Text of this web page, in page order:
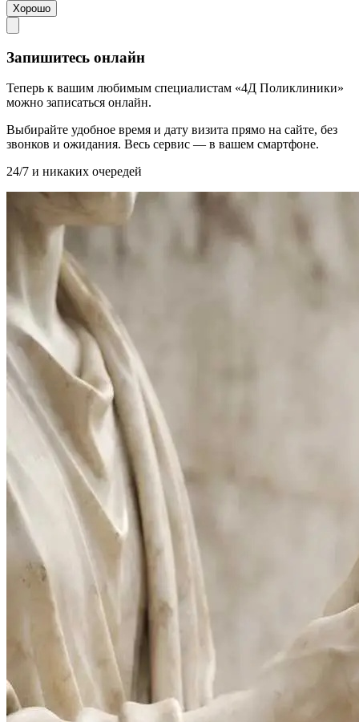
Хорошо
Запишитесь онлайн
Теперь к вашим любимым специалистам «4Д Поликлиники»
можно записаться онлайн.
Выбирайте удобное время и дату визита прямо на сайте, без
звонков и ожидания. Весь сервис — в вашем смартфоне.
24/7 и никаких очередей